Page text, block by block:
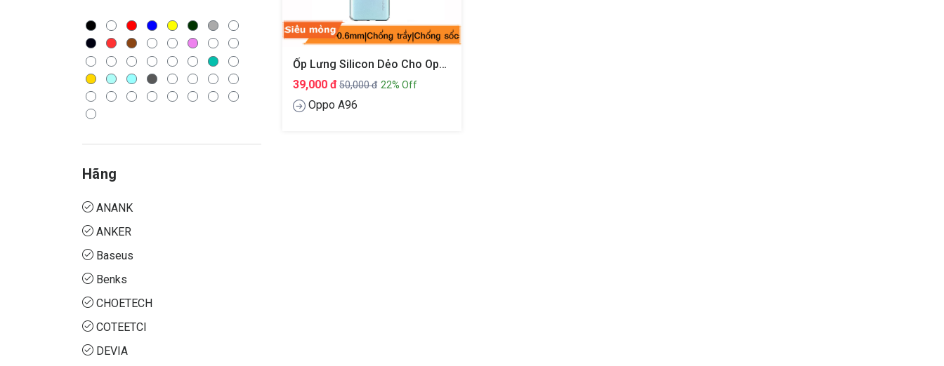
Ốp Lưng Silicon Dẻo Cho Oppo A96 4G Hiệu Ultra Thin Trong Suốt
39,000 đ50,000 đ 22% Off
Oppo A96
Hãng
ANANK
ANKER
Baseus
Benks
CHOETECH
COTEETCI
DEVIA